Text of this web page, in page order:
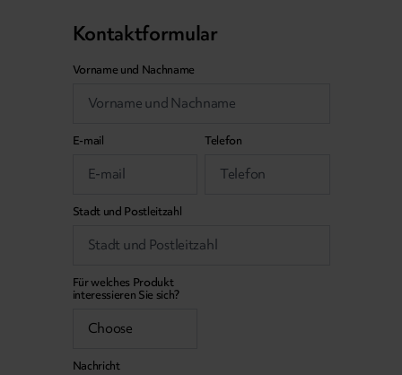
Kontaktformular
Vorname und Nachname
E-mail Telefon
Stadt und Postleitzahl
Für welches Produkt
interessieren Sie sich?
Nachricht